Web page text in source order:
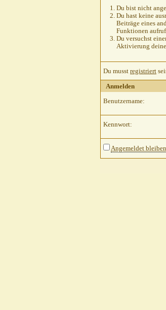
Du bist nicht
Du hast keine
Beiträge eines
Funktionen
Du versuchst
Aktivierung
Du musst registriert
Anmelden
Benutzername:
Kennwort:
Angemeldet